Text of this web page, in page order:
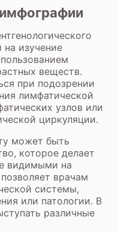
на изучение
веществ.
при подозрении
лимфатической
узлов или
циркуляции.
может быть
которое делает
видимыми на
врачам
системы,
или патологии. В
различные